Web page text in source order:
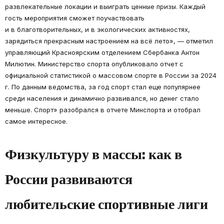
развлекательные локации и выиграть ценные призы. Каждый
гость мероприятия сможет поучаствовать
и в благотворительных, и в экологических активностях,
зарядиться прекрасным настроением на всё лето», — отметил
управляющий Красноярским отделением Сбербанка Антон
Милютин. Министерство спорта опубликовало отчет с
официальной статистикой о массовом спорте в России за 2024
г. По данным ведомства, за год спорт стал еще популярнее
среди населения и динамично развивался, но денег стало
меньше. Спорт» разобрался в отчете Минспорта и отобрал
самое интересное.
Физкультуру в массы: как в
России развиваются
любительские спортивные лиги